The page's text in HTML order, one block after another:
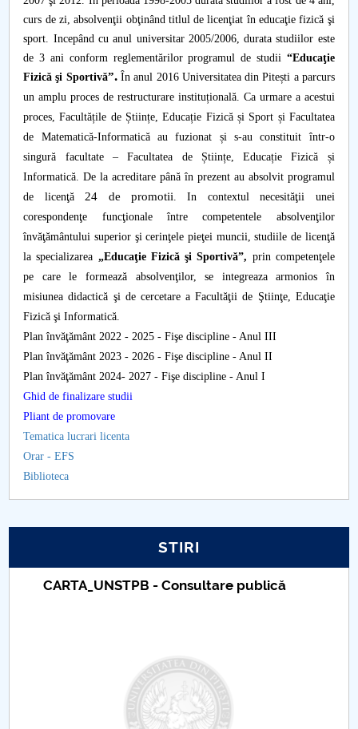
Relații Internaționale
PNRR
Proiect PRIM STUD
Proiect SU-ETIC
Protecția datelor personale
UNIVERSITATE pentru comunitate
IOSUD/CSUD-Doctorate
Comisie de etica unversitară
Evenimente CUP
Accesibilitate pentru studenții cu dizabilități
Raportul Conducerii Centrului Universitar Pitești
privind implementarea Planului Operațional 2020-
2024
Parteneri CUP
Chestionar angajabilitate ALUMNI – UPB
CAR2026
Educaţie Fizică şi Sportivă
curs de zi, absolvenţii obţinând titlul de licenţiat în educaţie fizică şi
sport. Incepând cu anul universitar 2005/2006, durata studiilor este
de 3 ani conform reglementărilor programul de studii “Educaţie
Fizică şi Sportivă”. În anul 2016 Universitatea din Pitești a parcurs
un amplu proces de restructurare instituțională. Ca urmare a acestui
proces, Facultățile de Științe, Educație Fizică și Sport și Facultatea
de Matematică-Informatică au fuzionat și s-au constituit într-o
singură facultate – Facultatea de Științe, Educație Fizică și
Informatică. De la acreditare până în prezent au absolvit programul
de licenţă24 de promotii. In contextul necesităţii unei
corespondenţe funcţionale între competentele absolvenţilor
învăţământului superior şi cerinţele pieţei muncii, studiile de licenţă
la specializarea „Educaţie Fizică şi Sportivă”, prin competenţele
pe care le formează absolvenţilor, se integreaza armonios în
misiunea didactică şi de cercetare a Facultăţii de Ştiinţe, Educaţie
Fizică şi Informatică.
Plan învăţământ 2022 - 2025 - Fişe discipline - Anul III
Plan învăţământ 2023 - 2026 - Fişe discipline - Anul II
Plan învăţământ 2024- 2027 - Fişe discipline - Anul I
Ghid de finalizare studii
Pliant de promovare
Tematica lucrari licenta
Orar - EFS
Biblioteca
STIRI
Taxe de școlarizare indexate – Centrul